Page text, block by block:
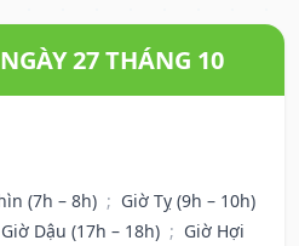
27 THÁNG 10
(7h – 8h) ; Giờ Tỵ (9h – 10h)
Giờ Dậu (17h – 18h) ; Giờ Hợi